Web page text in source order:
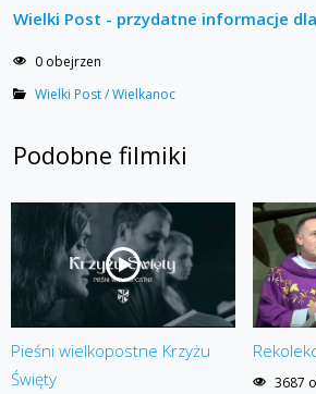
Wielki Post - przydatne informacje
0 obejrzen
Wielki Post / Wielkanoc
Podobne filmiki
Pieśni wielkopostne Krzyżu
Święty
3687